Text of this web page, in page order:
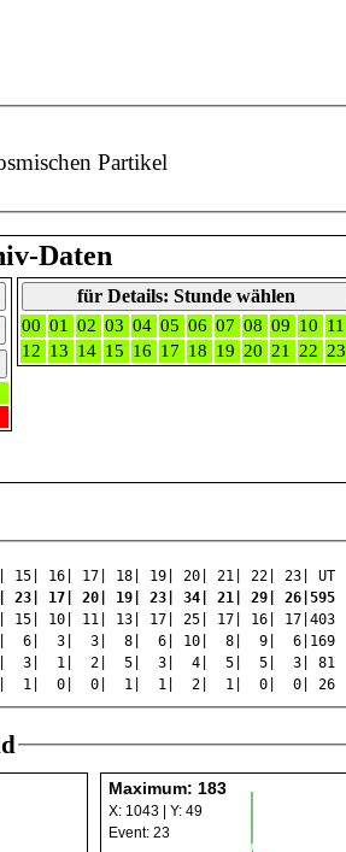
Partikel
Daten
für Details: Stunde wählen
00 01 02 03 04 05 06 07 08 09 10 11
12 13 14 15 16 17 18 19 20 21 22 23
17| 18| 19| 20| 21| 22| 23| UT
17| 20| 19| 23| 34| 21| 29| 26|595
10| 11| 13| 17| 25| 17| 16| 17|403
6| 3| 3| 8| 6| 10| 8| 9| 6|169
3| 1| 2| 5| 3| 4| 5| 5| 3| 81
1| 0| 0| 1| 1| 2| 1| 0| 0| 26
Maximum: 183
X: 1043 | Y: 49
Event: 23